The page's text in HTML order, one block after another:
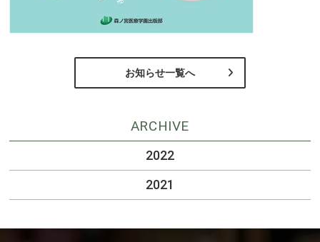
お知らせ一覧へ
ARCHIVE
2022
2021